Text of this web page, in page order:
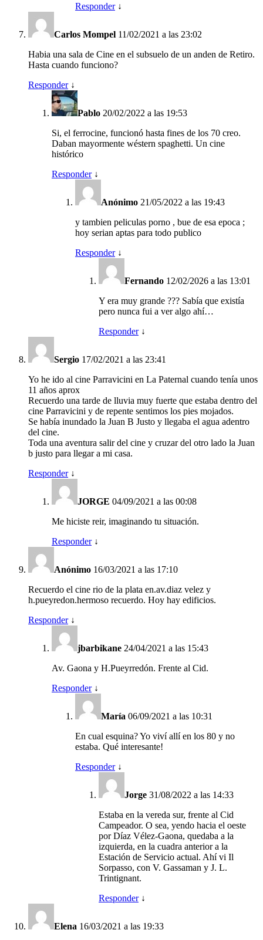
Responder ↓
Carlos Mompel 11/02/2021 a las 23:02
Habia una sala de Cine en el subsuelo de un anden de Retiro.
Hasta cuando funciono?
Responder ↓
Pablo 20/02/2022 a las 19:53
Si, el ferrocine, funcionó hasta fines de los 70 creo.
Daban mayormente wéstern spaghetti. Un cine
histórico
Responder ↓
Anónimo 21/05/2022 a las 19:43
y tambien peliculas porno , bue de esa epoca ;
hoy serian aptas para todo publico
Responder ↓
Fernando 12/02/2026 a las 13:01
Y era muy grande ??? Sabía que existía
pero nunca fui a ver algo ahí…
Responder ↓
Sergio 17/02/2021 a las 23:41
Yo he ido al cine Parravicini en La Paternal cuando tenía unos
11 años aprox
Recuerdo una tarde de lluvia muy fuerte que estaba dentro del
cine Parravicini y de repente sentimos los pies mojados.
Se había inundado la Juan B Justo y llegaba el agua adentro
del cine.
Toda una aventura salir del cine y cruzar del otro lado la Juan
b justo para llegar a mi casa.
Responder ↓
JORGE 04/09/2021 a las 00:08
Me hiciste reir, imaginando tu situación.
Responder ↓
Anónimo 16/03/2021 a las 17:10
Recuerdo el cine rio de la plata en.av.diaz velez y
h.pueyredon.hermoso recuerdo. Hoy hay edificios.
Responder ↓
jbarbikane 24/04/2021 a las 15:43
Av. Gaona y H.Pueyrredón. Frente al Cid.
Responder ↓
María 06/09/2021 a las 10:31
En cual esquina? Yo viví allí en los 80 y no
estaba. Qué interesante!
Responder ↓
Jorge 31/08/2022 a las 14:33
Estaba en la vereda sur, frente al Cid
Campeador. O sea, yendo hacia el oeste
por Díaz Vélez-Gaona, quedaba a la
izquierda, en la cuadra anterior a la
Estación de Servicio actual. Ahí vi Il
Sorpasso, con V. Gassaman y J. L.
Trintignant.
Responder ↓
Elena 16/03/2021 a las 19:33